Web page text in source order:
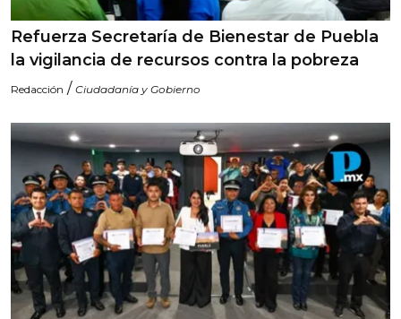
Refuerza Secretaría de Bienestar de Puebla
la vigilancia de recursos contra la pobreza
Redacción / Ciudadanía y Gobierno